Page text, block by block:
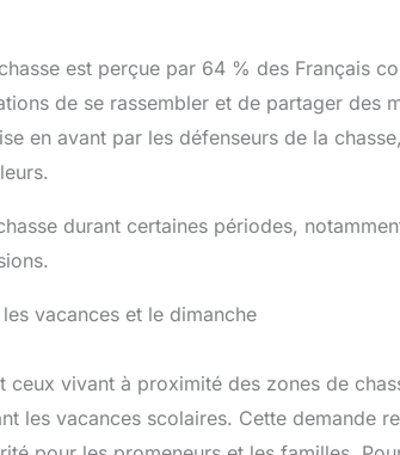
est perçue par 64 % des Français
de se rassembler et de partager des
en avant par les défenseurs de la
durant certaines périodes,
vacances et le dimanche
ceux vivant à proximité des zones de
les vacances scolaires. Cette demande